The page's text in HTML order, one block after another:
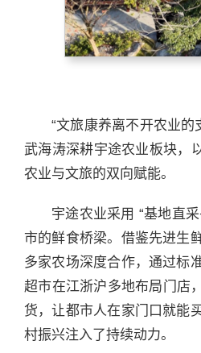
“文旅康养离不开农业
武海涛深耕宇途农业板块，
农业与文旅的双向赋能。
宇途农业采用 “基地直
市的鲜食桥梁。借鉴先进生
多家农场深度合作，通过标
超市在江浙沪多地布局门店
货，让都市人在家门口就能
村振兴注入了持续动力。